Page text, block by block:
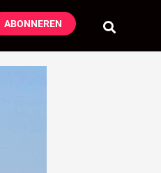
ABONNEREN